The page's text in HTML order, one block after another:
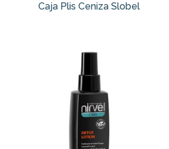
Caja Plis Ceniza Slobel